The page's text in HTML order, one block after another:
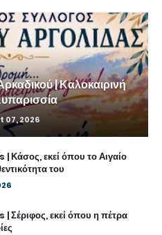
| Καλοκαιρινή
07, 2026
εκεί όπου το Αιγαίο
του
εκεί όπου η πέτρα